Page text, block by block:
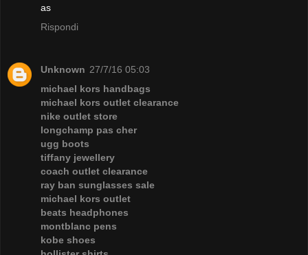
as
Rispondi
Unknown 27/7/16 05:03
michael kors handbags
michael kors outlet clearance
nike outlet store
longchamp pas cher
ugg boots
tiffany jewellery
coach outlet clearance
ray ban sunglasses sale
michael kors outlet
beats headphones
montblanc pens
kobe shoes